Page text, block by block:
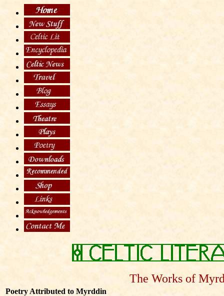
The Works of
Poetry Attributed to Myrddin